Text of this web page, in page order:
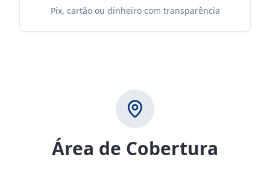
Pix, cartão ou dinheiro com transparência
Área de Cobertura